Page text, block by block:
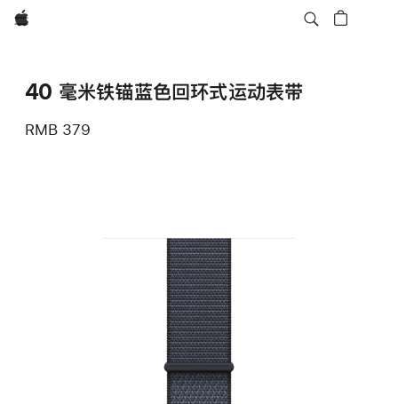
Apple
40 毫米铁锚蓝色回环式运动表带
RMB 379